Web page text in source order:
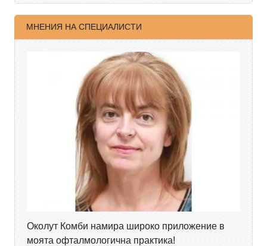
МНЕНИЯ НА СПЕЦИАЛИСТИ
Околут Комби намира широко приложение в
моята офталмологична практика!